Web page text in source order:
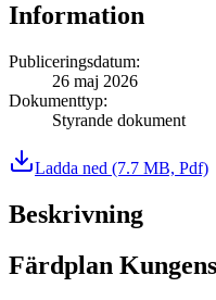
Information
Publiceringsdatum:
26 maj 2026
Dokumenttyp:
Styrande dokument
Ladda ned (7.7 MB, Pdf)
Beskrivning
Färdplan